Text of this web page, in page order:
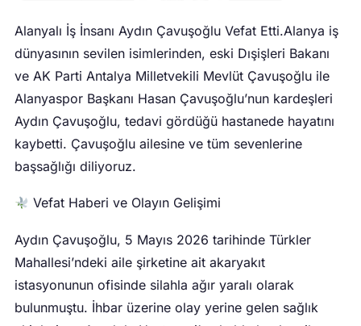
Alanyalı İş İnsanı Aydın Çavuşoğlu Vefat Etti.Alanya iş
dünyasının sevilen isimlerinden, eski Dışişleri Bakanı
ve AK Parti Antalya Milletvekili Mevlüt Çavuşoğlu ile
Alanyaspor Başkanı Hasan Çavuşoğlu’nun kardeşleri
Aydın Çavuşoğlu, tedavi gördüğü hastanede hayatını
kaybetti. Çavuşoğlu ailesine ve tüm sevenlerine
başsağlığı diliyoruz.
Vefat Haberi ve Olayın Gelişimi
Aydın Çavuşoğlu, 5 Mayıs 2026 tarihinde Türkler
Mahallesi’ndeki aile şirketine ait akaryakıt
istasyonunun ofisinde silahla ağır yaralı olarak
bulunmuştu. İhbar üzerine olay yerine gelen sağlık